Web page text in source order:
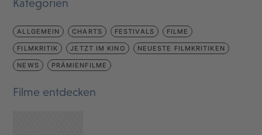
Kategorien
ALLGEMEIN CHARTS FESTIVALS FILME
FILMKRITIK JETZT IM KINO NEUESTE FILMKRITIKEN
NEWS PRÄMIENFILME
Filme entdecken